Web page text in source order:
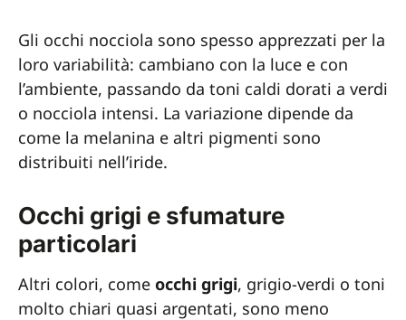
Gli occhi nocciola sono spesso apprezzati per la
loro variabilità: cambiano con la luce e con
l’ambiente, passando da toni caldi dorati a verdi
o nocciola intensi. La variazione dipende da
come la melanina e altri pigmenti sono
distribuiti nell’iride.
Occhi grigi e sfumature
particolari
Altri colori, come occhi grigi, grigio-verdi o toni
molto chiari quasi argentati, sono meno